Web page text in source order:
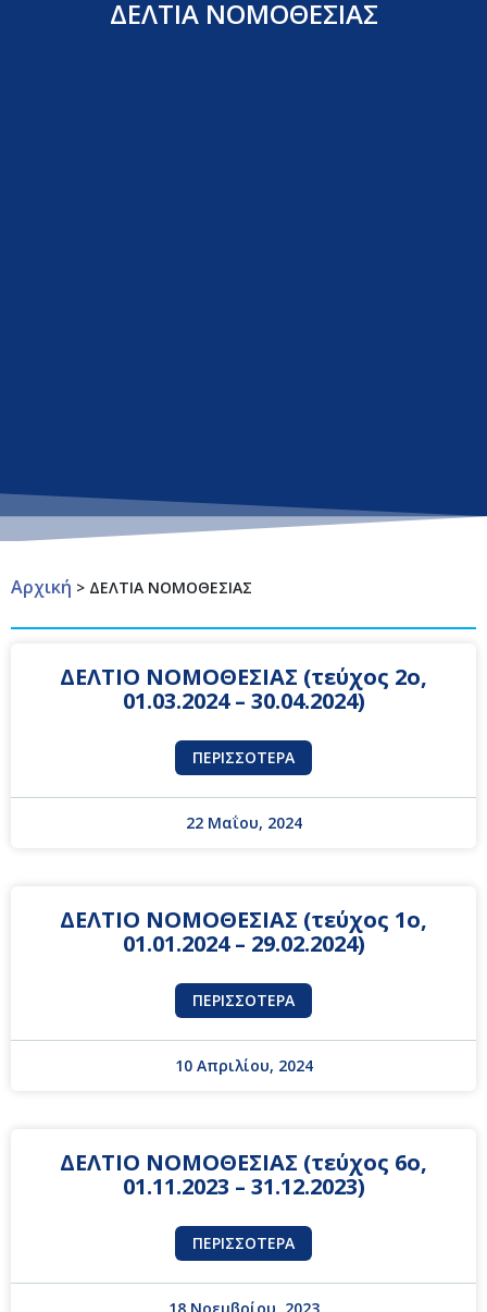
ΔΕΛΤΙΑ ΝΟΜΟΘΕΣΙΑΣ
Αρχική > ΔΕΛΤΙΑ ΝΟΜΟΘΕΣΙΑΣ
ΔΕΛΤΙΟ ΝΟΜΟΘΕΣΙΑΣ (τεύχος 2ο,
01.03.2024 – 30.04.2024)
ΠΕΡΙΣΣΌΤΕΡΑ
22 Μαΐου, 2024
ΔΕΛΤΙΟ ΝΟΜΟΘΕΣΙΑΣ (τεύχος 1ο,
01.01.2024 – 29.02.2024)
ΠΕΡΙΣΣΌΤΕΡΑ
10 Απριλίου, 2024
ΔΕΛΤΙΟ ΝΟΜΟΘΕΣΙΑΣ (τεύχος 6ο,
01.11.2023 – 31.12.2023)
ΠΕΡΙΣΣΌΤΕΡΑ